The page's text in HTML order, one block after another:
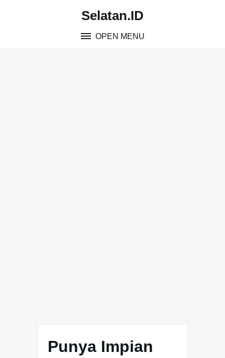
Selatan.ID
OPEN MENU
Punya Impian